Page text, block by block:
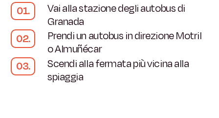
Vai alla stazione degli autobus di
Granada
Prendi un autobus in direzione Motril
o Almuñécar
Scendi alla fermata più vicina alla
spiaggia